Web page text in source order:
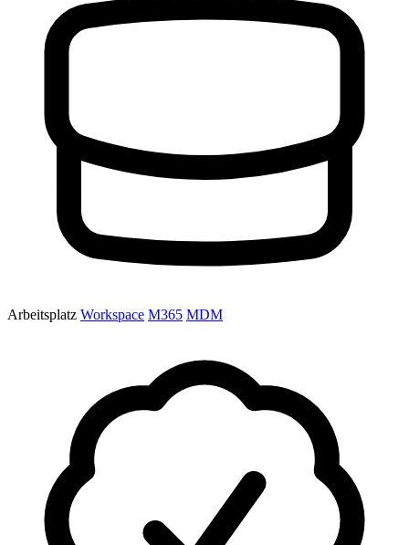
Arbeitsplatz Workspace M365 MDM